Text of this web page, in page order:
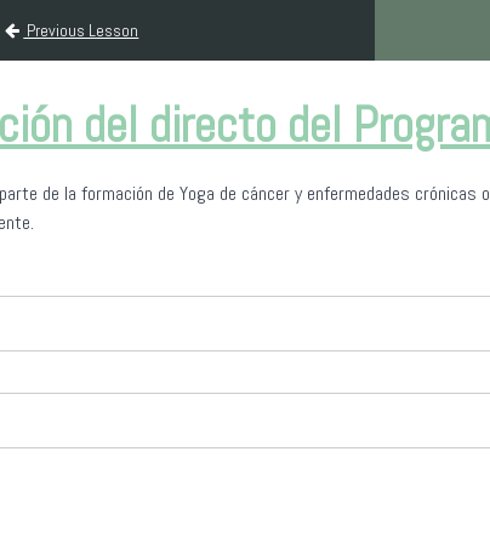
crónicas
Previous Lesson
del directo del
de la formación de Yoga de cáncer y enfermedades